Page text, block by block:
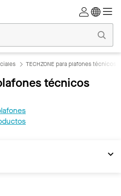
TECHZONE para plafones técnicos
técnicos